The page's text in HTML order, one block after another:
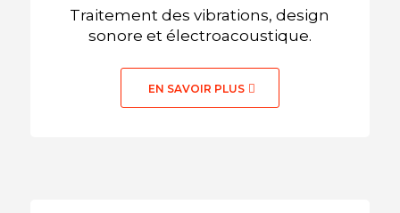
Traitement des vibrations, design
sonore et électroacoustique.
EN SAVOIR PLUS